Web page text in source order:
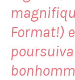
Format!)